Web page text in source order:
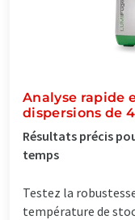
Analyse rapide
dispersions de
Résultats précis
temps
Testez la
température de